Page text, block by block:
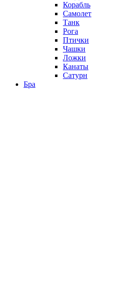
Корабль
Самолет
Танк
Рога
Птички
Чашки
Ложки
Канаты
Сатурн
Бра